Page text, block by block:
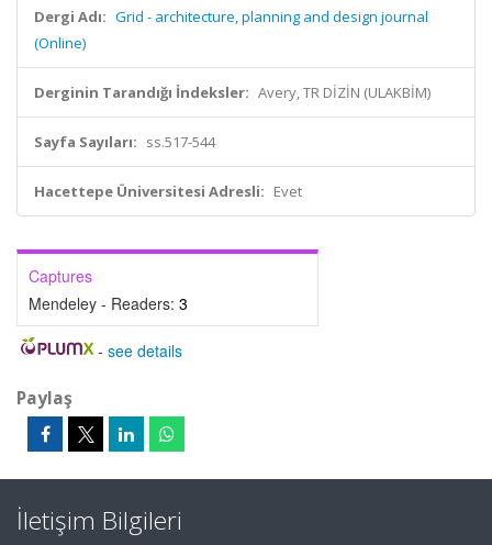
Dergi Adı: Grid - architecture, planning and design journal
(Online)
Derginin Tarandığı İndeksler: Avery, TR DİZİN (ULAKBİM)
Sayfa Sayıları: ss.517-544
Hacettepe Üniversitesi Adresli: Evet
Captures
Mendeley - Readers: 3
- see details
Paylaş
İletişim Bilgileri